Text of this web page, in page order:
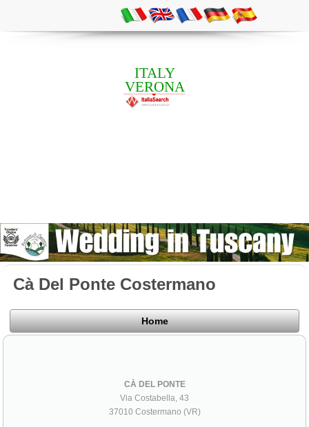
ITALY
VERONA
Cà Del Ponte Costermano
Home
CÀ DEL PONTE
Via Costabella, 43
37010 Costermano (VR)